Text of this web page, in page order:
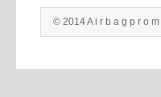
© 2014 A i r b a g p r o m